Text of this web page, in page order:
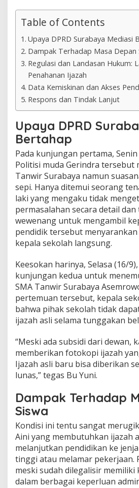
Table of Contents
Upaya DPRD Surabaya Mediasi
Dampak Terhadap Masa Depan
Regulasi dan Landasan Hukum:
Penahanan Ijazah
Data Kemiskinan dan Akses
Respons dan Tindak Lanjut
Upaya DPRD
Bertahap
Pada kunjungan pertama,
Politisi muda Gerindra tersebut
Tanwir Surabaya namun
sepi. Hanya ditemui seorang
laki yang mengaku tidak
permasalahan secara detail
wewenang untuk mengambil
pendidik tersebut
kepala sekolah langsung.
Keesokan harinya, Selasa (16/
kunjungan kedua untuk
SMA Tanwir Surabaya
pertemuan tersebut, kepala
bahwa pihak sekolah tidak
ijazah asli selama tunggakan
“Meski ada subsidi dari dewan,
memberikan fotokopi ijazah
Ijazah asli baru bisa diberikan
lunas,” tegas Bu Yuni.
Dampak Terhadap
Siswa
Kondisi ini tentu sangat
Aini yang membutuhkan ijazah
melanjutkan pendidikan ke
tinggi atau melamar pekerjaan.
meski sudah dilegalisir memiliki
dalam berbagai keperluan